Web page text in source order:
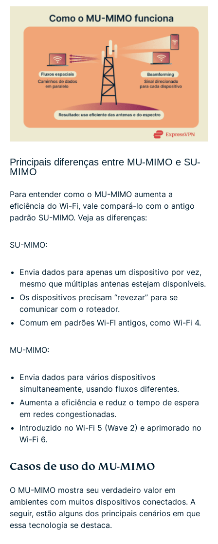
Principais diferenças entre MU-MIMO e SU-
MIMO
Para entender como o MU-MIMO aumenta a
eficiência do Wi-Fi, vale compará-lo com o antigo
padrão SU-MIMO. Veja as diferenças:
SU-MIMO:
Envia dados para apenas um dispositivo por vez,
mesmo que múltiplas antenas estejam disponíveis.
Os dispositivos precisam “revezar” para se
comunicar com o roteador.
Comum em padrões Wi-FI antigos, como Wi-Fi 4.
MU-MIMO:
Envia dados para vários dispositivos
simultaneamente, usando fluxos diferentes.
Aumenta a eficiência e reduz o tempo de espera
em redes congestionadas.
Introduzido no Wi-Fi 5 (Wave 2) e aprimorado no
Wi-Fi 6.
Casos de uso do MU-MIMO
O MU-MIMO mostra seu verdadeiro valor em
ambientes com muitos dispositivos conectados. A
seguir, estão alguns dos principais cenários em que
essa tecnologia se destaca.